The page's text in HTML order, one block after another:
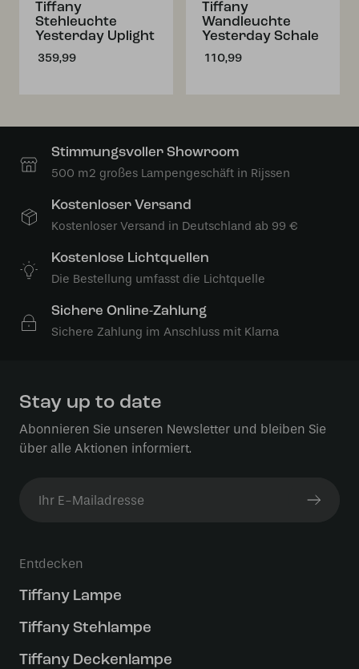
Tiffany
Stehleuchte
Yesterday Uplight
359,99
Tiffany
Wandleuchte
Yesterday Schale
110,99
Stimmungsvoller Showroom
500 m2 großes Lampengeschäft in Rijssen
Kostenloser Versand
Kostenloser Versand in Deutschland ab 99 €
Kostenlose Lichtquellen
Die Bestellung umfasst die Lichtquelle
Sichere Online-Zahlung
Sichere Zahlung im Anschluss mit Klarna
Stay up to date
Abonnieren Sie unseren Newsletter und bleiben Sie
über alle Aktionen informiert.
Entdecken
Tiffany Lampe
Tiffany Stehlampe
Tiffany Deckenlampe